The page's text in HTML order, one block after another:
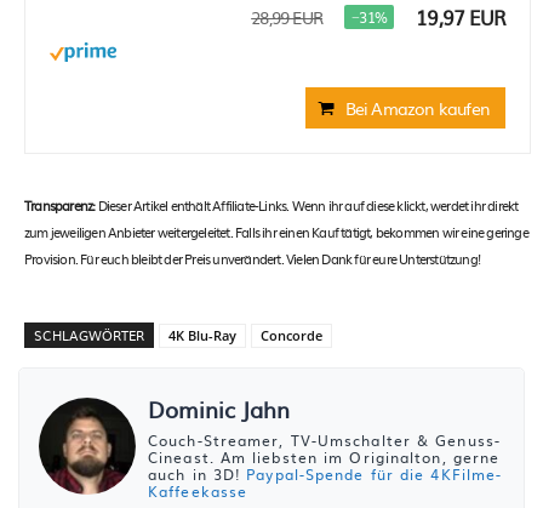
28,99 EUR −31% 19,97 EUR
Bei Amazon kaufen
Transparenz:Dieser Artikel enthält Affiliate-Links. Wenn ihr auf diese klickt, werdet ihr direkt
zum jeweiligen Anbieter weitergeleitet. Falls ihr einen Kauf tätigt, bekommen wir eine geringe
Provision. Für euch bleibt der Preis unverändert. Vielen Dank für eure Unterstützung!
SCHLAGWÖRTER 4K Blu-Ray Concorde
Dominic Jahn
Couch-Streamer, TV-Umschalter & Genuss-
Cineast. Am liebsten im Originalton, gerne
auch in 3D! Paypal-Spende für die 4KFilme-
Kaffeekasse